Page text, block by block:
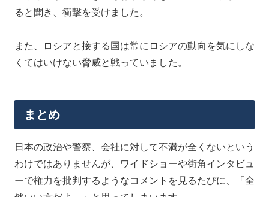
ると聞き、衝撃を受けました。
また、ロシアと接する国は常にロシアの動向を気にしな
くてはいけない脅威と戦っていました。
まとめ
日本の政治や警察、会社に対して不満が全くないという
わけではありませんが、ワイドショーや街角インタビュ
ーで権力を批判するようなコメントを見るたびに、「全